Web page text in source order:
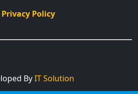
Privacy Policy
ByIT Solution